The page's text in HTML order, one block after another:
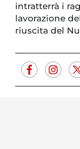
intratterrà i
lavorazione
riuscita del